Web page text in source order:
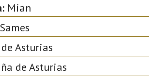
Mian
Asturias
de Asturias